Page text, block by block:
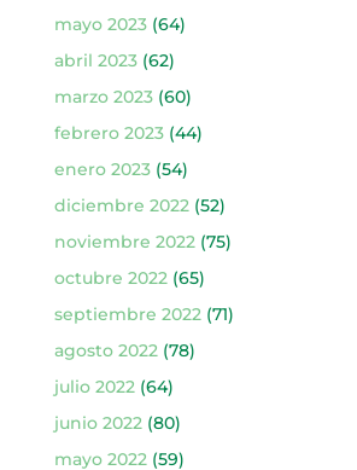
mayo 2023(64)
abril 2023(62)
marzo 2023(60)
febrero 2023(44)
enero 2023(54)
diciembre 2022(52)
noviembre 2022(75)
octubre 2022(65)
septiembre 2022(71)
agosto 2022(78)
julio 2022(64)
junio 2022(80)
mayo 2022(59)